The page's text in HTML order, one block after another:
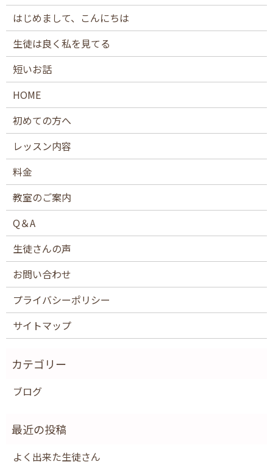
はじめまして、こんにちは
生徒は良く私を見てる
短いお話
HOME
初めての方へ
レッスン内容
料金
教室のご案内
Q＆A
生徒さんの声
お問い合わせ
プライバシーポリシー
サイトマップ
ブログ
よく出来た生徒さん